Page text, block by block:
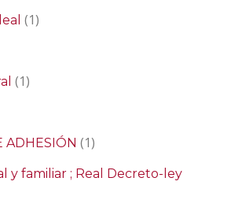
(1)
(1)
ADHESIÓN (1)
y familiar ; Real Decreto-ley